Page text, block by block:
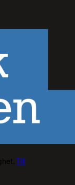
Till